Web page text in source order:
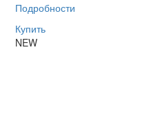
Подробности
Купить
NEW